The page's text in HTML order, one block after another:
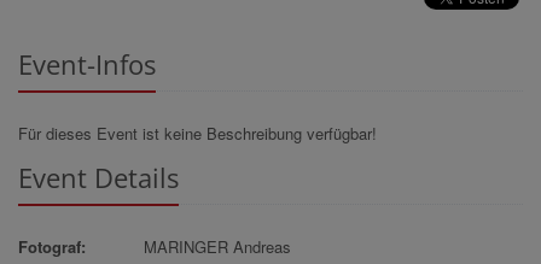
Event-Infos
Für dieses Event ist keine Beschreibung verfügbar!
Event Details
Fotograf:
MARINGER Andreas